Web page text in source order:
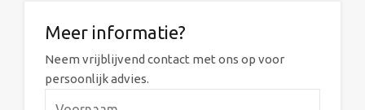
Meer informatie?
Neem vrijblijvend contact met ons op voor
persoonlijk advies.